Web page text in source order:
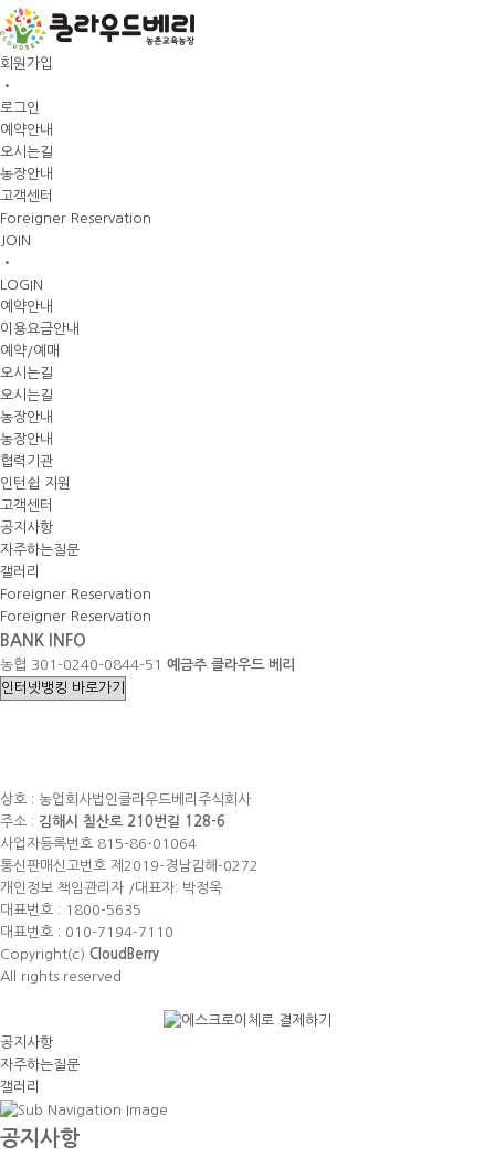
회원가입
•
로그인
예약안내
오시는길
농장안내
고객센터
Foreigner Reservation
JOIN
•
LOGIN
예약안내
이용요금안내
예약/예매
오시는길
오시는길
농장안내
농장안내
협력기관
인턴쉽 지원
고객센터
공지사항
자주하는질문
갤러리
Foreigner Reservation
Foreigner Reservation
BANK INFO
농협 301-0240-0844-51 예금주 클라우드 베리
상호 : 농업회사법인클라우드베리주식회사
주소 : 김해시 칠산로 210번길 128-6
사업자등록번호 815-86-01064
통신판매신고번호 제2019-경남김해-0272
개인정보 책임관리자 /대표자: 박정욱
대표번호 : 1800-5635
대표번호 : 010-7194-7110
Copyright(c) CloudBerry
All rights reserved
공지사항
자주하는질문
갤러리
공지사항